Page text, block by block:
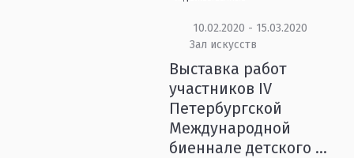
10.02.2020 - 15.03.2020
Зал искусств
Выставка работ
участников IV
Петербургской
Международной
биеннале детского ...